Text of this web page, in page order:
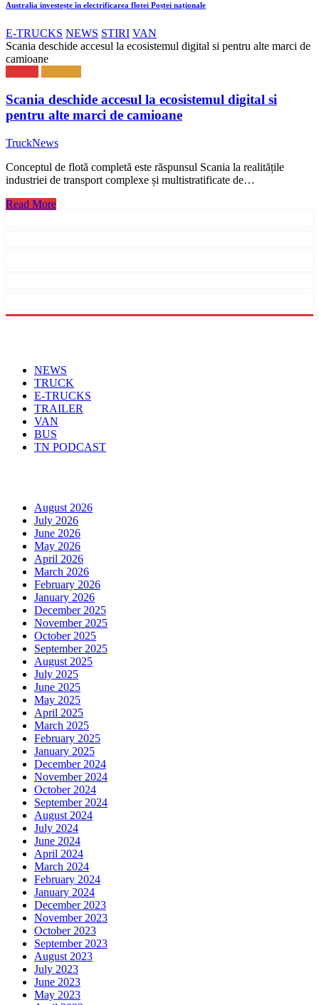
Australia investește în electrificarea flotei Poștei naționale
E-TRUCKS NEWS STIRI VAN
Scania deschide accesul la ecosistemul digital si pentru alte marci de
camioane
Scania deschide accesul la ecosistemul digital si
pentru alte marci de camioane
TruckNews
Conceptul de flotă completă este răspunsul Scania la realitățile
industriei de transport complexe și multistratificate de…
Read More
NEWS
TRUCK
E-TRUCKS
TRAILER
VAN
BUS
TN PODCAST
August 2026
July 2026
June 2026
May 2026
April 2026
March 2026
February 2026
January 2026
December 2025
November 2025
October 2025
September 2025
August 2025
July 2025
June 2025
May 2025
April 2025
March 2025
February 2025
January 2025
December 2024
November 2024
October 2024
September 2024
August 2024
July 2024
June 2024
April 2024
March 2024
February 2024
January 2024
December 2023
November 2023
October 2023
September 2023
August 2023
July 2023
June 2023
May 2023